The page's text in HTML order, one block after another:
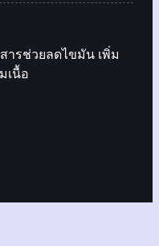
ารช่วยลดไขมัน เพิ่ม
เนื้อ